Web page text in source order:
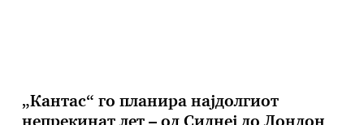
„Кантас“ го планира најдолгиот